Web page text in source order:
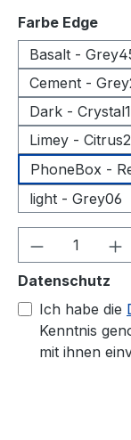
Farbe Edge
Basalt -
Cement -
Dark -
Limey -
PhoneBox -
light - Grey06
Produkt
Datenschutz
Ich habe die
Kenntnis
mit ihnen